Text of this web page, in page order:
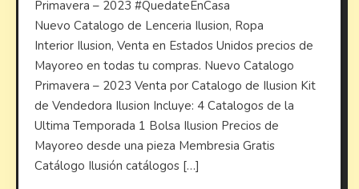
Primavera – 2023 #QuedateEnCasa
Nuevo Catalogo de Lenceria Ilusion, Ropa
Interior Ilusion, Venta en Estados Unidos precios de
Mayoreo en todas tu compras. Nuevo Catalogo
Primavera – 2023 Venta por Catalogo de Ilusion Kit
de Vendedora Ilusion Incluye: 4 Catalogos de la
Ultima Temporada 1 Bolsa Ilusion Precios de
Mayoreo desde una pieza Membresia Gratis
Catálogo Ilusión catálogos […]